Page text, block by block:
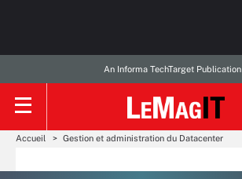
An Informa TechTarget Publication
Accueil Gestion et administration du Datacenter